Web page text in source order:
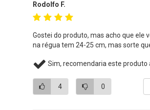
Rodolfo F.
Gostei do produto, mas acho que ele
na régua tem 24-25 cm, mas sorte
Sim, recomendaria este produto
4 0